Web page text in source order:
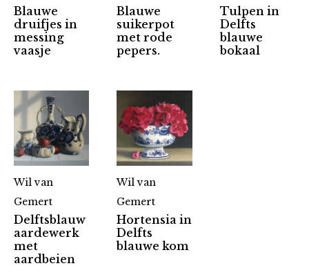
Blauwe
druifjes in
messing
vaasje
Blauwe
suikerpot
met rode
pepers.
Tulpen in
Delfts
blauwe
bokaal
Wil van
Gemert
Delftsblauw
aardewerk
met
aardbeien
Wil van
Gemert
Hortensia in
Delfts
blauwe kom
Partners